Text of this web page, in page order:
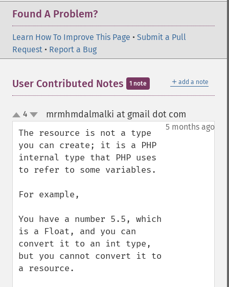
Found A Problem?
Learn How To Improve This Page • Submit a Pull
Request • Report a Bug
＋ add a note
User Contributed Notes 1 note
up
down
4 mrmhmdalmalki at gmail dot com
5 months ago
The resource is not a type
you can create; it is a PHP
internal type that PHP uses
to refer to some variables.
For example,
You have a number 5.5, which
is a Float, and you can
convert it to an int type,
but you cannot convert it to
a resource.